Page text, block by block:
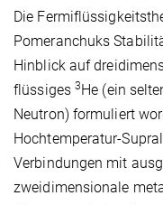
Die
Pomeranchuks
Hinblick auf
flüssiges 3 He (ein
Neutron) formuliert
Hochtemperatur-
Verbindungen mit
zweidimensionale